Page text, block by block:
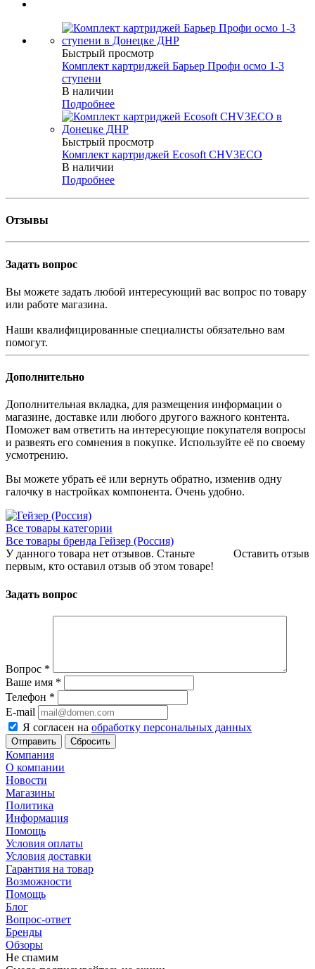
Быстрый просмотр
Комплект картриджей Барьер Профи осмо 1-3
ступени
В наличии
Подробнее
Быстрый просмотр
Комплект картриджей Ecosoft CHV3ECO
В наличии
Подробнее
Отзывы
Задать вопрос
Вы можете задать любой интересующий вас вопрос по товару
или работе магазина.
Наши квалифицированные специалисты обязательно вам
помогут.
Дополнительно
Дополнительная вкладка, для размещения информации о
магазине, доставке или любого другого важного контента.
Поможет вам ответить на интересующие покупателя вопросы
и развеять его сомнения в покупке. Используйте её по своему
усмотрению.
Вы можете убрать её или вернуть обратно, изменив одну
галочку в настройках компонента. Очень удобно.
Все товары категории
Все товары бренда Гейзер (Россия)
Оставить отзыв
У данного товара нет отзывов. Станьте
первым, кто оставил отзыв об этом товаре!
Задать вопрос
Вопрос *
Ваше имя *
Телефон *
E-mail
Я согласен на обработку персональных данных
Сбросить
Компания
О компании
Новости
Магазины
Политика
Информация
Помощь
Условия оплаты
Условия доставки
Гарантия на товар
Возможности
Помощь
Блог
Вопрос-ответ
Бренды
Обзоры
Не спамим